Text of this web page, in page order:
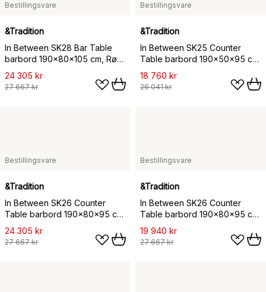
Bestillingsvare
&Tradition
In Between SK28 Bar Table
barbord 190x80x105 cm, Røkt
eik
24 305 kr
27 667 kr
Bestillingsvare
&Tradition
In Between SK25 Counter
Table barbord 190x50x95 cm,
Røkt eik
18 760 kr
26 041 kr
Bestillingsvare
&Tradition
In Between SK26 Counter
Table barbord 190x80x95 cm,
Svartlakkert eik
24 305 kr
27 667 kr
Bestillingsvare
&Tradition
In Between SK26 Counter
Table barbord 190x80x95 cm,
Lakkert eik
19 940 kr
27 667 kr